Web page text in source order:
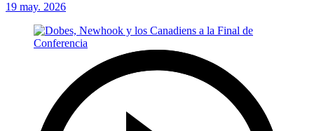
19 may. 2026